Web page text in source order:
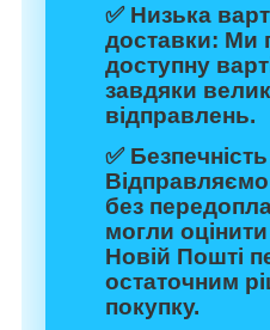
✅ Низька
доставки: Ми
доступну
завдяки
відправлень.
✅
без
могли
Новій Пошті
остаточним
покупку.